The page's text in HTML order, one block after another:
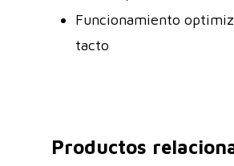
Funcionamiento
tacto
Productos